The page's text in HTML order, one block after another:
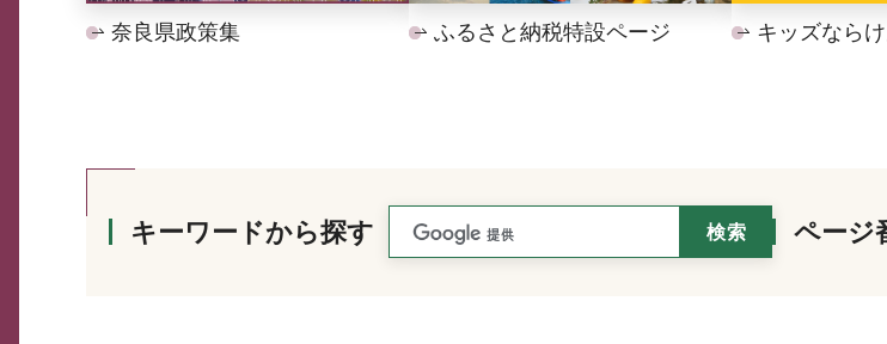
奈良県政策集 ふるさと納税特設ページ キッズなら
キーワードから探す ページ